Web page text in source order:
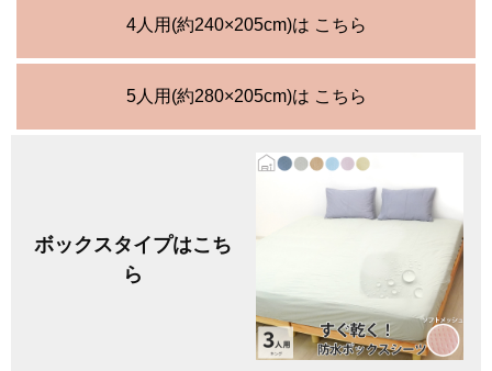
4人用(約240×205cm)は こちら
5人用(約280×205cm)は こちら
ボックスタイプはこち
ら